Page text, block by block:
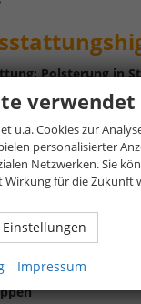
Polsterung in
30-farbig,
Sportlenkrad in
verwendet
u.a. Cookies zur
personalisierter
Netzwerken. Sie
Wirkung für die Zukunft
Einstellungen
Impressum